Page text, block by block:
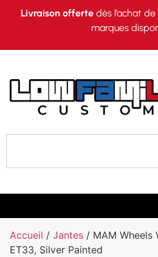
Livraison offertedès l’achat de
marques
Accueil / Jantes / MAM Wheels
ET33, Silver Painted